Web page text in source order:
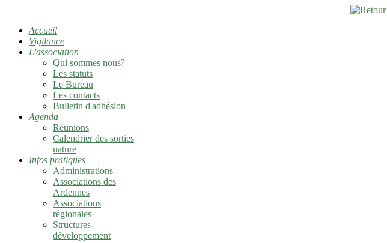
Accueil
Vigilance
L'association
Qui sommes nous?
Les statuts
Le Bureau
Les contacts
Bulletin d'adhésion
Agenda
Réunions
Calendrier des sorties
nature
Infos pratiques
Administrations
Associations des
Ardennes
Associations
régionales
Structures
développement